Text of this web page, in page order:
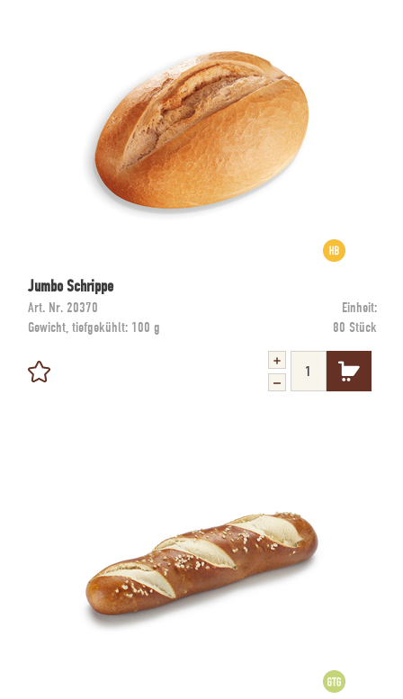
Jumbo Schrippe
Art. Nr. 20370
Einheit:
Gewicht, tiefgekühlt: 100 g 80 Stück